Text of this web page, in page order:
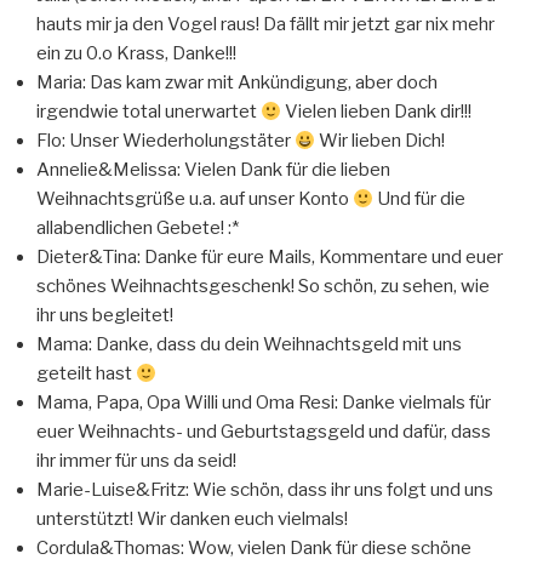
hauts mir ja den Vogel raus! Da fällt mir jetzt gar nix mehr
ein zu 0.o Krass, Danke!!!
Maria: Das kam zwar mit Ankündigung, aber doch
irgendwie total unerwartet
Vielen lieben Dank dir!!!
Flo: Unser Wiederholungstäter
Wir lieben Dich!
Annelie&Melissa: Vielen Dank für die lieben
Weihnachtsgrüße u.a. auf unser Konto
Und für die
allabendlichen Gebete! :*
Dieter&Tina: Danke für eure Mails, Kommentare und euer
schönes Weihnachtsgeschenk! So schön, zu sehen, wie
ihr uns begleitet!
Mama: Danke, dass du dein Weihnachtsgeld mit uns
geteilt hast
Mama, Papa, Opa Willi und Oma Resi: Danke vielmals für
euer Weihnachts- und Geburtstagsgeld und dafür, dass
ihr immer für uns da seid!
Marie-Luise&Fritz: Wie schön, dass ihr uns folgt und uns
unterstützt! Wir danken euch vielmals!
Cordula&Thomas: Wow, vielen Dank für diese schöne